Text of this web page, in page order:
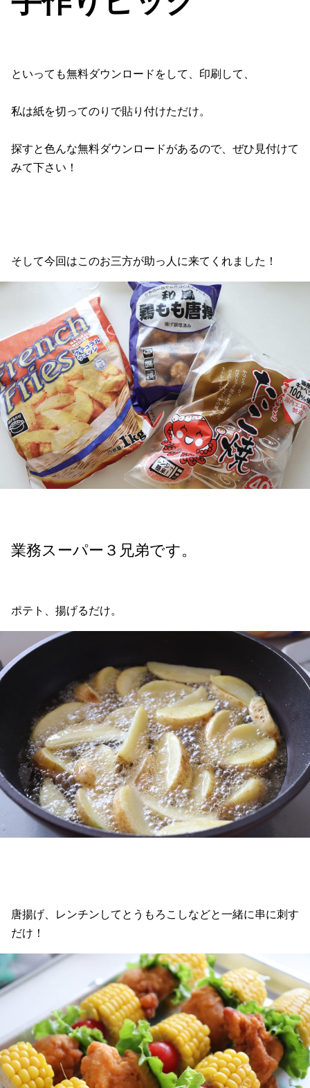
といっても無料ダウンロードをして、印刷して、
私は紙を切ってのりで貼り付けただけ。
探すと色んな無料ダウンロードがあるので、ぜひ見付けて
みて下さい！
そして今回はこのお三方が助っ人に来てくれました！
業務スーパー３兄弟です。
ポテト、揚げるだけ。
唐揚げ、レンチンしてとうもろこしなどと一緒に串に刺す
だけ！